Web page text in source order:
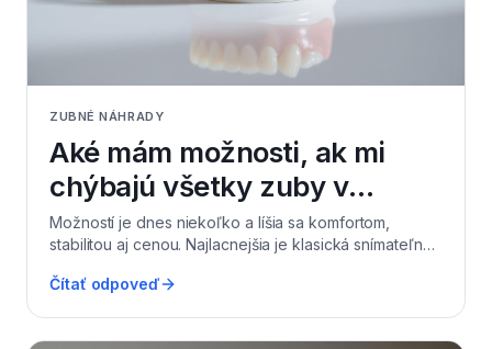
ZUBNÉ NÁHRADY
Aké mám možnosti, ak mi
chýbajú všetky zuby v
čeľusti?
Možností je dnes niekoľko a líšia sa komfortom,
stabilitou aj cenou. Najlacnejšia je klasická snímateľná
podnebie) a vyžaduje adaptáciu. Komfortnejšia je
Čítať odpoveď